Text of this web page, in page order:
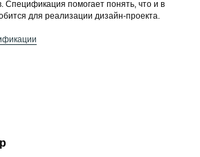
Спецификация помогает понять, что и в
для реализации дизайн-проекта.